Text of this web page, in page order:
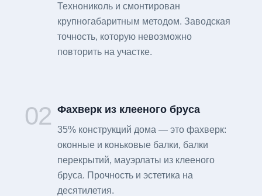
Технониколь и смонтирован
крупногабаритным методом. Заводская
точность, которую невозможно
повторить на участке.
02 Фахверк из клееного бруса
35% конструкций дома — это фахверк:
оконные и коньковые балки, балки
перекрытий, мауэрлаты из клееного
бруса. Прочность и эстетика на
десятилетия.